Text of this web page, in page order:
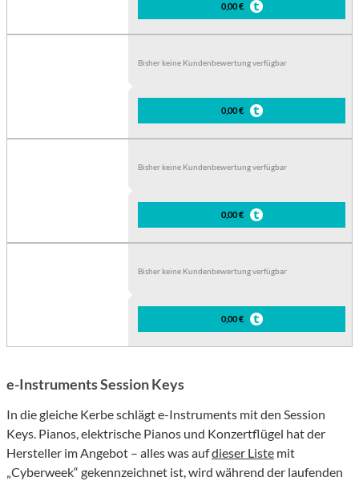
0,00 €
Bisher keine Kundenbewertung verfügbar
0,00 €
Bisher keine Kundenbewertung verfügbar
0,00 €
Bisher keine Kundenbewertung verfügbar
0,00 €
e-Instruments Session Keys
In die gleiche Kerbe schlägt e-Instruments mit den Session
Keys. Pianos, elektrische Pianos und Konzertflügel hat der
Hersteller im Angebot – alles was aufdieser Liste mit
„Cyberweek“ gekennzeichnet ist, wird während der laufenden